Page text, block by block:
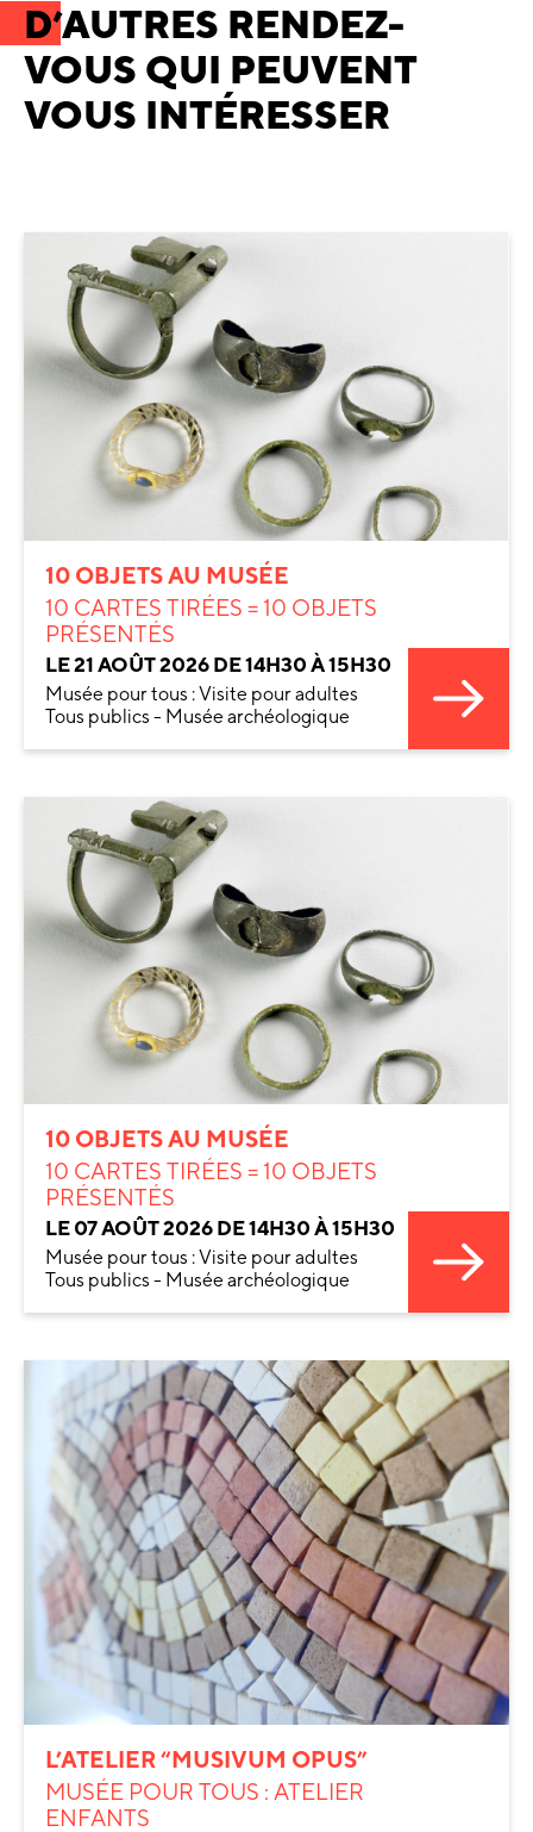
D’AUTRES RENDEZ-
VOUS QUI PEUVENT
VOUS INTÉRESSER
10 OBJETS AU MUSÉE
10 CARTES TIRÉES = 10 OBJETS
PRÉSENTÉS
LE 21 AOÛT 2026 DE 14H30 À 15H30
Musée pour tous : Visite pour adultes
Tous publics - Musée archéologique
10 OBJETS AU MUSÉE
10 CARTES TIRÉES = 10 OBJETS
PRÉSENTÉS
LE 07 AOÛT 2026 DE 14H30 À 15H30
Musée pour tous : Visite pour adultes
Tous publics - Musée archéologique
L’ATELIER “MUSIVUM OPUS”
MUSÉE POUR TOUS : ATELIER
ENFANTS